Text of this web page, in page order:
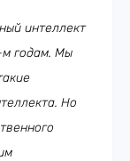
интеллект
годам. Мы
Но